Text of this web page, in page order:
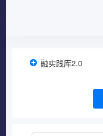
融实践库2.0